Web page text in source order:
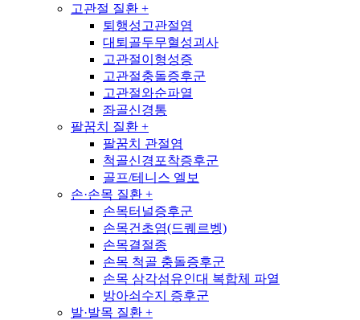
고관절 질환 +
퇴행성고관절염
대퇴골두무혈성괴사
고관절이형성증
고관절충돌증후군
고관절와순파열
좌골신경통
팔꿈치 질환 +
팔꿈치 관절염
척골신경포착증후군
골프/테니스 엘보
손·손목 질환 +
손목터널증후군
손목건초염(드퀘르벵)
손목결절종
손목 척골 충돌증후군
손목 삼각섬유인대 복합체 파열
방아쇠수지 증후군
발·발목 질환 +